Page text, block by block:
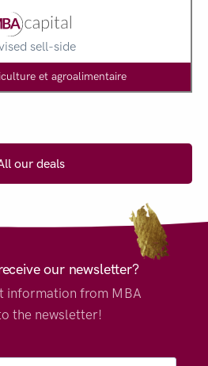
sell-side
et agroalimentaire
our deals
our newsletter?
information from MBA
the newsletter!